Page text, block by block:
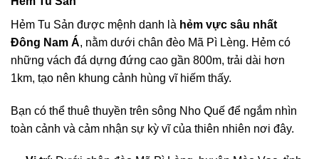
Hẻm Tu Sản được mệnh danh là hẻm vực sâu nhất
Đông Nam Á, nằm dưới chân đèo Mã Pì Lèng. Hẻm có
những vách đá dựng đứng cao gần 800m, trải dài hơn
1km, tạo nên khung cảnh hùng vĩ hiếm thấy.
Bạn có thể thuê thuyền trên sông Nho Quế để ngắm nhìn
toàn cảnh và cảm nhận sự kỳ vĩ của thiên nhiên nơi đây.